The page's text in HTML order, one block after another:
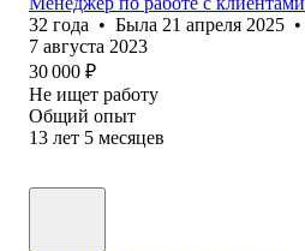
32 года • Была 21 апреля 2025 •
7 августа 2023
30 000 ₽
Не ищет работу
Общий опыт
13 лет 5 месяцев